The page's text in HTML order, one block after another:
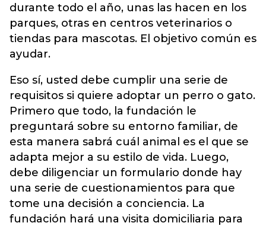
durante todo el año, unas las hacen en los
parques, otras en centros veterinarios o
tiendas para mascotas. El objetivo común es
ayudar.
Eso sí, usted debe cumplir una serie de
requisitos si quiere adoptar un perro o gato.
Primero que todo, la fundación le
preguntará sobre su entorno familiar, de
esta manera sabrá cuál animal es el que se
adapta mejor a su estilo de vida. Luego,
debe diligenciar un formulario donde hay
una serie de cuestionamientos para que
tome una decisión a conciencia. La
fundación hará una visita domiciliaria para